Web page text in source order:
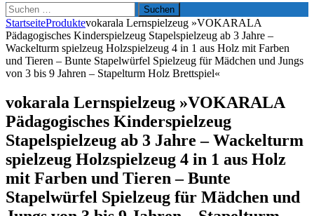
Suchen
nach:
StartseiteProduktevokarala Lernspielzeug »VOKARALA
Pädagogisches Kinderspielzeug Stapelspielzeug ab 3 Jahre –
Wackelturm spielzeug Holzspielzeug 4 in 1 aus Holz mit Farben
und Tieren – Bunte Stapelwürfel Spielzeug für Mädchen und Jungs
von 3 bis 9 Jahren – Stapelturm Holz Brettspiel«
vokarala Lernspielzeug »VOKARALA
Pädagogisches Kinderspielzeug
Stapelspielzeug ab 3 Jahre – Wackelturm
spielzeug Holzspielzeug 4 in 1 aus Holz
mit Farben und Tieren – Bunte
Stapelwürfel Spielzeug für Mädchen und